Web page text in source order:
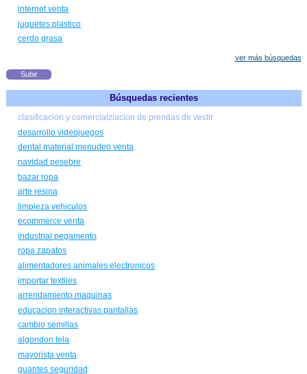
internet venta
juguetes plastico
cerdo grasa
ver más búsquedas
Subir
Búsquedas recientes
clasificacion y comercialziacion de prendas de vestir
desarrollo videojuegos
dental material menudeo venta
navidad pesebre
bazar ropa
arte resina
limpieza vehiculos
ecommerce venta
industrial pegamento
ropa zapatos
alimentadores animales electronicos
importar textiles
arrendamiento maquinas
educacion interactivas pantallas
cambio semillas
algondon tela
mayorista venta
guantes seguridad